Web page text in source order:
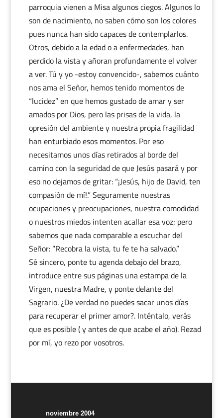
parroquia vienen a Misa algunos ciegos. Algunos lo
son de nacimiento, no saben cómo son los colores
pues nunca han sido capaces de contemplarlos.
Otros, debido a la edad o a enfermedades, han
perdido la vista y añoran profundamente el volver
a ver. Tú y yo -estoy convencido-, sabemos cuánto
nos ama el Señor, hemos tenido momentos de
“lucidez” en que hemos gustado de amar y ser
amados por Dios, pero las prisas de la vida, la
opresión del ambiente y nuestra propia fragilidad
han enturbiado esos momentos. Por eso
necesitamos unos días retirados al borde del
camino con la seguridad de que Jesús pasará y por
eso no dejamos de gritar: “¡Jesús, hijo de David, ten
compasión de mí!.” Seguramente nuestras
ocupaciones y preocupaciones, nuestra comodidad
o nuestros miedos intenten acallar esa voz; pero
sabemos que nada comparable a escuchar del
Señor: “Recobra la vista, tu fe te ha salvado.”
Sé sincero, ponte tu agenda debajo del brazo,
introduce entre sus páginas una estampa de la
Virgen, nuestra Madre, y ponte delante del
Sagrario. ¿De verdad no puedes sacar unos días
para recuperar el primer amor?. Inténtalo, verás
que es posible ( y antes de que acabe el año). Rezad
por mí, yo rezo por vosotros.
noviembre 2004